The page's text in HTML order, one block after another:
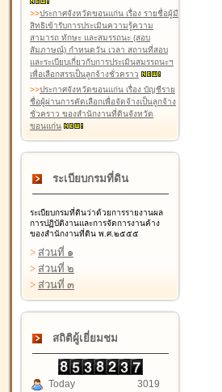
>>ประกาศจังหวัดขอนแก่น เรื่อง รายชื่อผู้มี
สิทธิเข้ารับการประเมินความรู้ความ
สามารถ ทักษะ และสมรรถนะ (สอบ
สัมภาษณ์) กำหนดวัน เวลา สถานที่สอบ
และระเบียบเกี่ยวกับการประเมินสมรรถนะฯ
เพื่อเลือกสรรเป็นลูกจ้างชั่วคราว
>>ประกาศจังหวัดขอนแก่น เรื่อง บัญชีราย
ชื่อผู้ผ่านการคัดเลือกเพื่อจัดจ้างเป็นลูกจ้าง
ชั่วคราว ของสำนักงานที่ดินจังหวัด
ขอนแก่น
ระเบียบกรมที่ดิน
ระเบียบกรมที่ดินว่าด้วยการรายงานผล
การปฏิบัติงานและการจัดการงานค้าง
ของสำนักงานที่ดิน พ.ศ.๒๕๕๕
> ส่วนที่ ๑
> ส่วนที่ ๒
> ส่วนที่ ๓
สถิติผู้เยี่ยมชม
Today
3019